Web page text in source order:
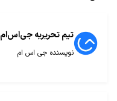
تیم تحریریه جی‌اس‌ام
نویسنده جی اس ام